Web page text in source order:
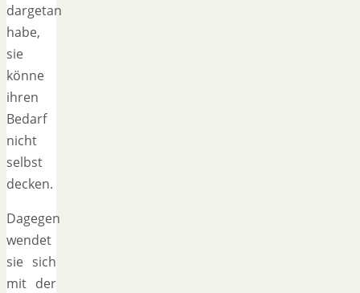
dargetan
habe,
sie
könne
ihren
Bedarf
nicht
selbst
decken.
Dagegen
wendet
sie sich
mit der